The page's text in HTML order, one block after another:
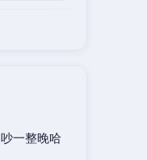
一整晚哈